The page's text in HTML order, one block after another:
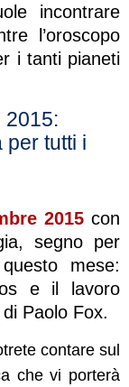
incontrare
l’oroscopo
i tanti pianeti
2015:
per tutti i
2015 con
segno per
mese:
e il lavoro
di Paolo Fox.
contare sul
che vi porterà